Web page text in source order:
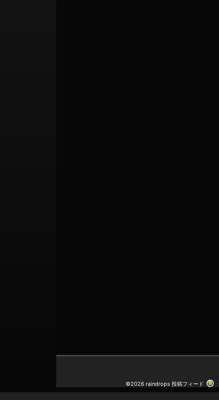
©2026 raindrops 投稿フィード